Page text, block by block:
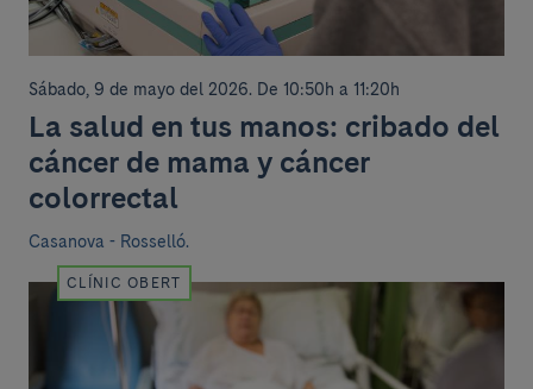
Sábado, 9 de mayo del 2026. De 10:50h a 11:20h
La salud en tus manos: cribado del
cáncer de mama y cáncer
colorrectal
Casanova - Rosselló.
CLÍNIC OBERT